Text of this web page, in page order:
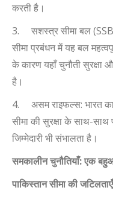
करती है।
3.
सशस्त्र सीमा बल (
सीमा प्रबंधन में यह बल
के कारण यहाँ चुनौती सुरक्षा
है।
4.
असम राइफल्स: भारत
सीमा की सुरक्षा के साथ-साथ
जिम्मेदारी भी संभालता है।
समकालीन चुनौतियाँ: एक
पाकिस्तान सीमा की जटिलताएँ